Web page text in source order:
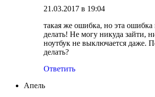
21.03.2017 в 19:04
такая же ошибка, но эта ошибка
делать! Не могу никуда зайти,
ноутбук не выключается даже.
делать?
Ответить
Апель